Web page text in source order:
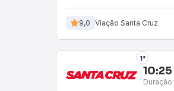
9,0 Viação Santa Cruz
1°
10:25
Duração: